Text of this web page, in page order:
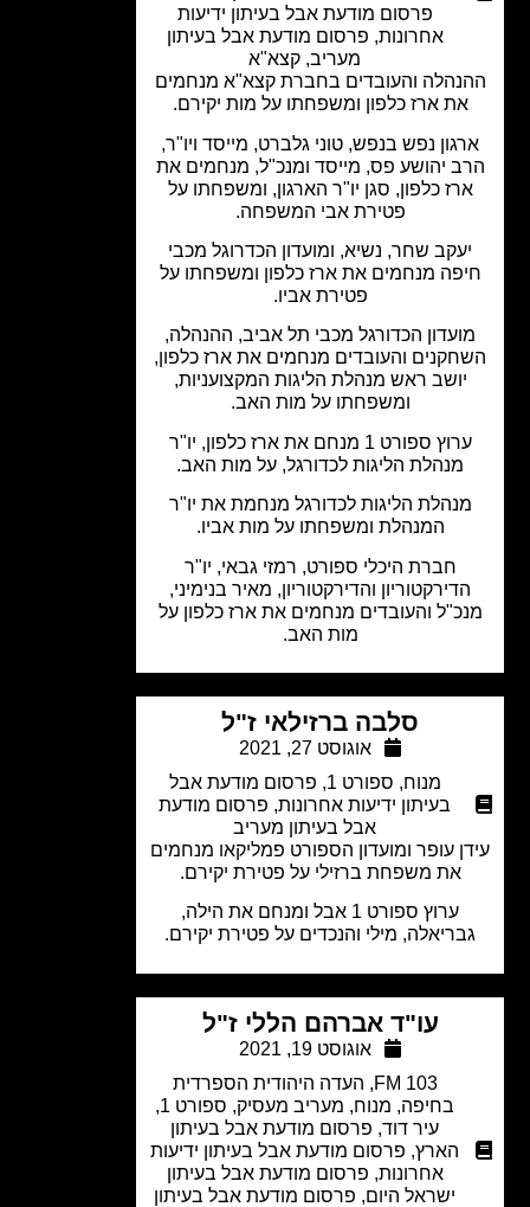
פרסום מודעת אבל בעיתון ידיעות
אחרונות,פרסום מודעת אבל בעיתון
קצא"א
והעובדים בחברת קצא"א מנחמים
את ארז כלפון ומשפחתו על מות יקירם.
נפש בנפש, טוני גלברט, מייסד ויו"ר,
יהושע פס, מייסד ומנכ"ל, מנחמים את
כלפון, סגן יו"ר הארגון, ומשפחתו על
פטירת אבי המשפחה.
שחר, נשיא, ומועדון הכדרוגל מכבי
מנחמים את ארז כלפון ומשפחתו על
פטירת אביו.
הכדורגל מכבי תל אביב, ההנהלה,
והעובדים מנחמים את ארז כלפון,
יושב ראש מנהלת הליגות המקצועניות,
ומשפחתו על מות האב.
ערוץ ספורט 1 מנחם את ארז כלפון, יו"ר
מנהלת הליגות לכדורגל, על מות האב.
הליגות לכדורגל מנחמת את יו"ר
המנהלת ומשפחתו על מות אביו.
חברת היכלי ספורט, רמזי גבאי, יו"ר
והדירקטוריון, מאיר בנימיני,
והעובדים מנחמים את ארז כלפון על
מות האב.
סלבה ברזילאי ז"ל
אוגוסט 27, 2021
ספורט 1 ,פרסום מודעת אבל
בעיתון ידיעות אחרונות,פרסום מודעת
אבל בעיתון מעריב
עופר ומועדון הספורט פמליקאו מנחמים
את משפחת ברזילי על פטירת יקירם.
ערוץ ספורט 1 אבל ומנחם את הילה,
מילי והנכדים על פטירת יקירם.
עו"ד אברהם הללי ז"ל
אוגוסט 19, 2021
FM 103
,העדה היהודית הספרדית
מנוח,מעריב מעסיק, ספורט 1 ,
,פרסום מודעת אבל בעיתון
הארץ
פרסום מודעת אבל בעיתון ידיעות
אחרונות,פרסום מודעת אבל בעיתון
ישראל היום,פרסום מודעת אבל בעיתון